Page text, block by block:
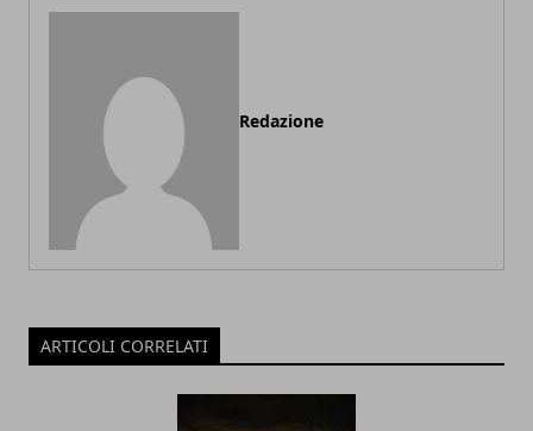
Redazione
ARTICOLI CORRELATI